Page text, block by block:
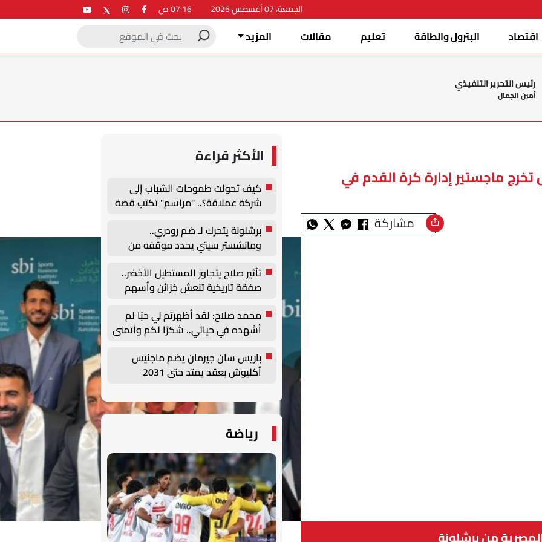
الجمعة، 07 أغسطس 2026
اقتصاد البترول والطاقة تعليم مقالات المزيد
رئيس التحرير التنفيذي
أمين الجمال
ماجستير إدارة كرة القدم في
مشاركة
من برشلونة
الأكثر قراءة
كيف تحولت طموحات الشباب إلى
شركة عملاقة؟.. "مراسم" تكتب قصة
والتوظيف الزراعي الأول بجامعة
دمنهور
برشلونة يتحرك لـ ضم رودري..
ومانشستر سيتي يحدد موقفه من
تأثير صلاح يتجاوز المستطيل الأخضر..
صفقة تاريخية تنعش خزائن وأسهم
محمد صلاح: لقد أظهرتم لي حبًا لم
أشهده في حياتي.. شكرًا لكم وأتمنى
أن أصنع التاريخ هنا
باريس سان جيرمان يضم ماجنيس
أكليوش بعقد يمتد حتى 2031
رياضة